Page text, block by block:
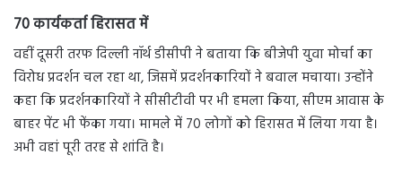
70 कार्यकर्ता हिरासत में
वहीं दूसरी तरफ दिल्ली नॉर्थ डीसीपी ने बताया कि बीजेपी युवा मोर्चा का
विरोध प्रदर्शन चल रहा था, जिसमें प्रदर्शनकारियों ने बवाल मचाया। उन्होंने
कहा कि प्रदर्शनकारियों ने सीसीटीवी पर भी हमला किया, सीएम आवास के
बाहर पेंट भी फेंका गया। मामले में 70 लोगों को हिरासत में लिया गया है।
अभी वहां पूरी तरह से शांति है।